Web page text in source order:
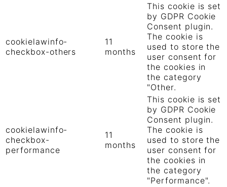
cookielawinfo-
checkbox-others
11
months
This cookie is set
by GDPR Cookie
Consent plugin.
The cookie is
used to store the
user consent for
the cookies in
the category
"Other.
cookielawinfo-
checkbox-
performance
11
months
This cookie is set
by GDPR Cookie
Consent plugin.
The cookie is
used to store the
user consent for
the cookies in
the category
"Performance".